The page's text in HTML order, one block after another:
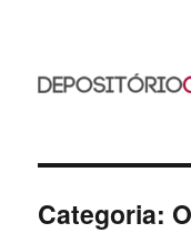
Categoria: